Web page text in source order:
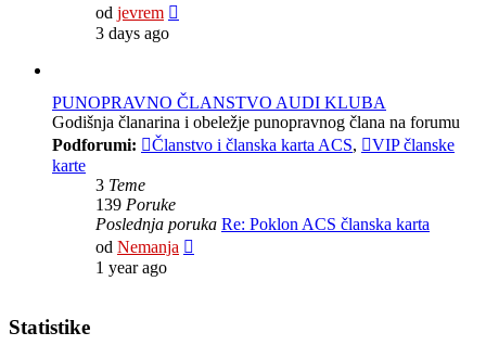
od jevrem
3 days ago
PUNOPRAVNO ČLANSTVO AUDI KLUBA
Godišnja članarina i obeležje punopravnog člana na forumu
Podforumi:
Članstvo i članska karta ACS,
VIP članske
karte
3 Teme
139 Poruke
Poslednja poruka Re: Poklon ACS članska karta
od Nemanja
1 year ago
Statistike